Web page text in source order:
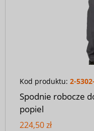
Kod produktu: 2-
Spodnie robocze
popiel
224,50 zł